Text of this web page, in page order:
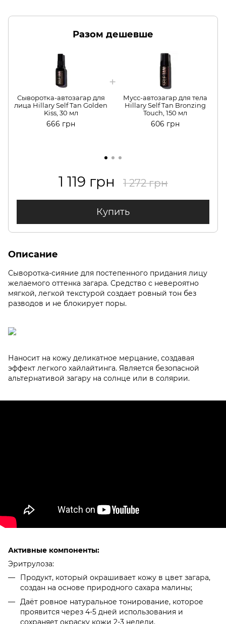
Разом дешевше
Сыворотка-автозагар для
лица Hillary Self Tan Golden
Kiss, 30 мл
666 грн
Мусс-автозагар для тела
Hillary Self Tan Bronzing
Touch, 150 мл
606 грн
1 119 грн 1 272 грн
Купить
Описание
Сыворотка-сияние для постепенного придания лицу
желаемого оттенка загара. Средство с невероятно
мягкой, легкой текстурой создает ровный тон без
разводов и не блокирует поры.
Наносит на кожу деликатное мерцание, создавая
эффект легкого хайлайтинга. Является безопасной
альтернативой загару на солнце или в солярии.
Активные компоненты:
Эритрулоза:
Продукт, который окрашивает кожу в цвет загара,
создан на основе природного сахара малины;
Даёт ровное натуральное тонирование, которое
проявится через 4-5 дней использования и
сохраняет окраску кожи 2-3 недели.